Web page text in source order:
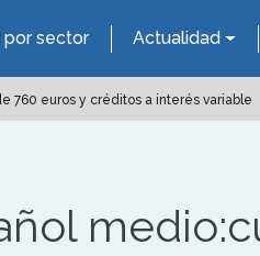
por sector Actualidad
760 euros y créditos a interés variable